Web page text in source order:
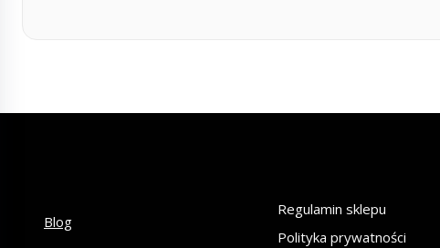
Blog
Regulamin sklepu
Polityka prywatności